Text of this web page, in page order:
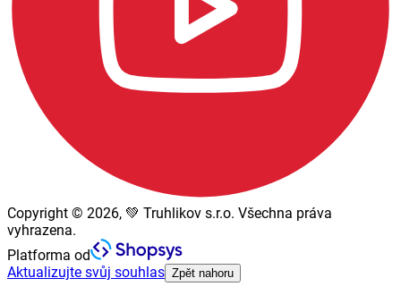
Copyright © 2026, 💚 Truhlikov s.r.o. Všechna práva
vyhrazena.
Platforma od
Aktualizujte svůj souhlas Zpět nahoru